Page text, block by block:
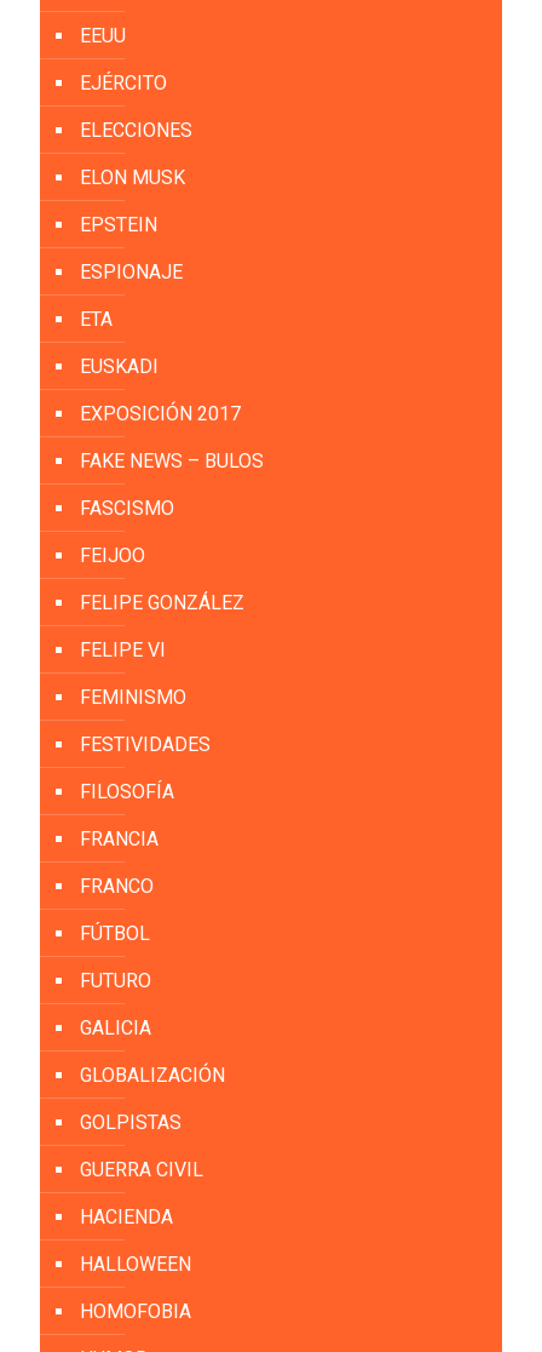
EEUU
EJÉRCITO
ELECCIONES
ELON MUSK
EPSTEIN
ESPIONAJE
ETA
EUSKADI
EXPOSICIÓN 2017
FAKE NEWS – BULOS
FASCISMO
FEIJOO
FELIPE GONZÁLEZ
FELIPE VI
FEMINISMO
FESTIVIDADES
FILOSOFÍA
FRANCIA
FRANCO
FÚTBOL
FUTURO
GALICIA
GLOBALIZACIÓN
GOLPISTAS
GUERRA CIVIL
HACIENDA
HALLOWEEN
HOMOFOBIA